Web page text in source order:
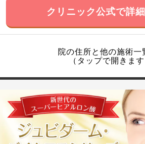
クリニック公式で詳
院の住所と他の施術
（タップで開きます